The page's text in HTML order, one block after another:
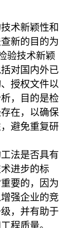
术新颖性和
新的目的为
验技术新颖
对国内外已
授权文件以
，目的是检
在，以确保
避免重复研
法是否具有
进步的标
要的，因为
强企业的竞
，并有助于
程质量。